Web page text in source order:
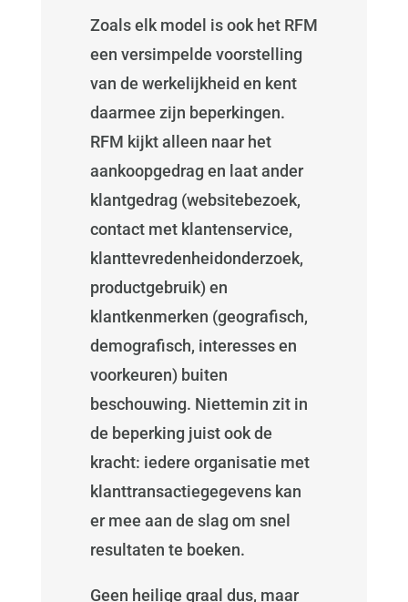
Zoals elk model is ook het RFM
een versimpelde voorstelling
van de werkelijkheid en kent
daarmee zijn beperkingen.
RFM kijkt alleen naar het
aankoopgedrag en laat ander
klantgedrag (websitebezoek,
contact met klantenservice,
klanttevredenheidonderzoek,
productgebruik) en
klantkenmerken (geografisch,
demografisch, interesses en
voorkeuren) buiten
beschouwing. Niettemin zit in
de beperking juist ook de
kracht: iedere organisatie met
klanttransactiegegevens kan
er mee aan de slag om snel
resultaten te boeken.
Geen heilige graal dus, maar